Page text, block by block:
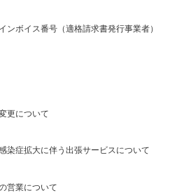
ンボイス番号（適格請求書発行事業者）
更について
染症拡大に伴う出張サービスについて
営業について